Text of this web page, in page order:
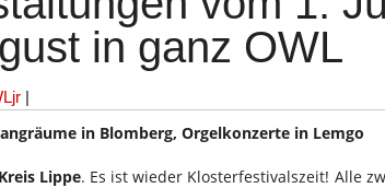
in ganz OWL
|
in Blomberg, Orgelkonzerte in Lemgo
Lippe. Es ist wieder Klosterfestivalszeit! Alle